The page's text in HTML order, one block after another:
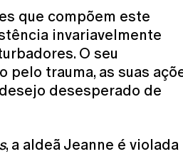
que compõem este
invariavelmente
O seu
trauma, as suas
desesperado de
, a aldeã Jeanne é violada